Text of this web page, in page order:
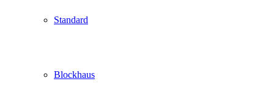
Standard
Blockhaus